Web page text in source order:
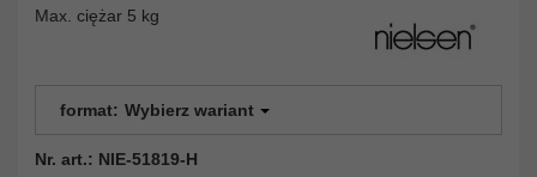
Max. ciężar 5 kg
format: Wybierz wariant
Nr. art.: NIE-51819-H